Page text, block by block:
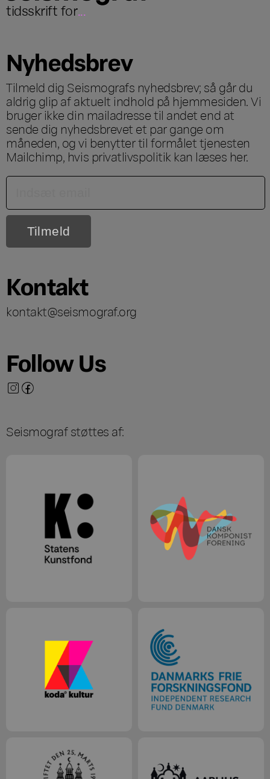
tidsskrift for...
Nyhedsbrev
Tilmeld dig Seismografs nyhedsbrev; så går du
aldrig glip af aktuelt indhold på hjemmesiden. Vi
bruger ikke din mailadresse til andet end at
sende dig nyhedsbrevet et par gange om
måneden, og vi benytter til formålet tjenesten
Mailchimp, hvis privatlivspolitik kan læses her.
Kontakt
kontakt@seismograf.org
Follow Us
Seismograf støttes af: